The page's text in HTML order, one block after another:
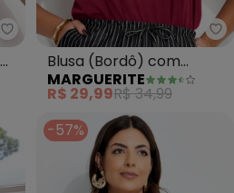
Marguerite - Blusa (Vermelha)
Blusa (Bordô) com
Contrastes
MARGUERITE
R$ 29,99R$ 34,99
-57%